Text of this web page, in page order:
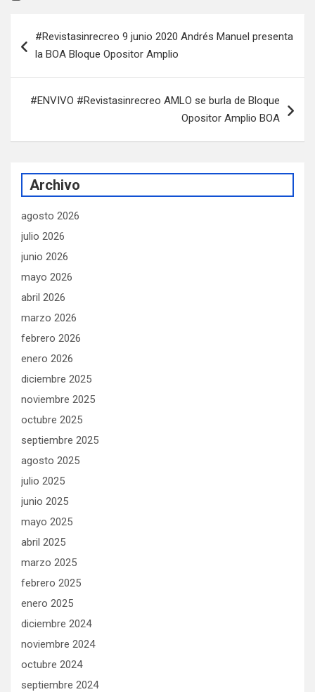
de
#Revistasinrecreo 9 junio 2020 Andrés Manuel presenta
la BOA Bloque Opositor Amplio
#ENVIVO #Revistasinrecreo AMLO se burla de Bloque
Opositor Amplio BOA
Archivo
agosto 2026
julio 2026
junio 2026
mayo 2026
abril 2026
marzo 2026
febrero 2026
enero 2026
diciembre 2025
noviembre 2025
octubre 2025
septiembre 2025
agosto 2025
julio 2025
junio 2025
mayo 2025
abril 2025
marzo 2025
febrero 2025
enero 2025
diciembre 2024
noviembre 2024
octubre 2024
septiembre 2024